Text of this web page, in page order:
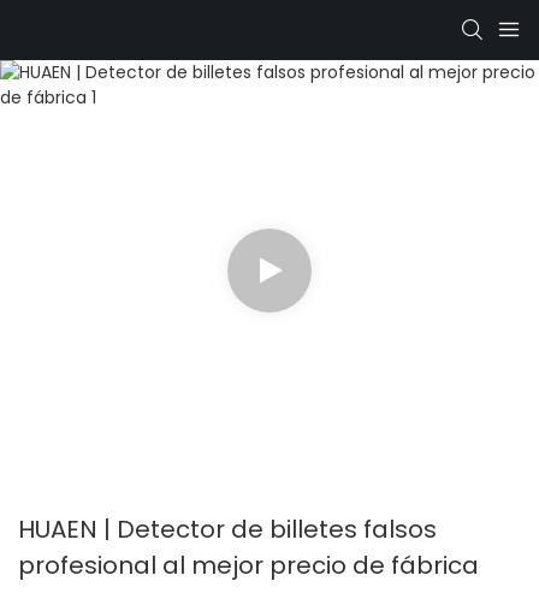
HUAEN | Detector de billetes falsos
profesional al mejor precio de fábrica